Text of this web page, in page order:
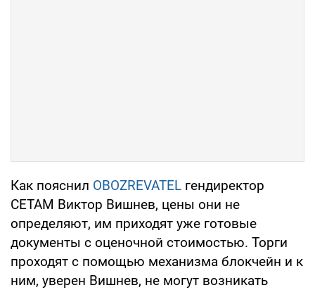
Как пояснил OBOZREVATEL гендиректор
СЕТАМ Виктор Вишнев, цены они не
определяют, им приходят уже готовые
документы с оценочной стоимостью. Торги
проходят с помощью механизма блокчейн и к
ним, уверен Вишнев, не могут возникать